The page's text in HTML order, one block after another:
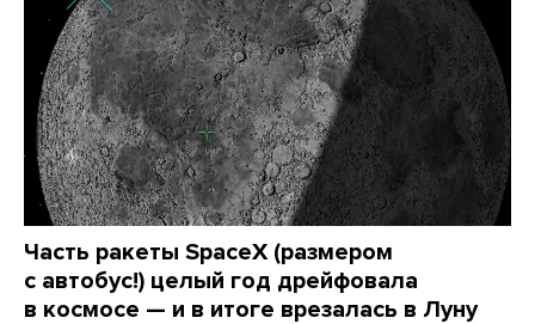
Часть ракеты SpaceX (размером
с автобус!) целый год дрейфовала
в космосе — и в итоге врезалась в Луну